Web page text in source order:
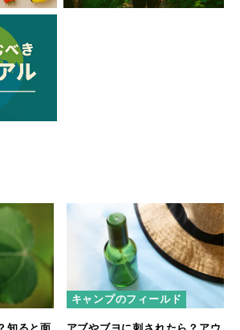
キャンプのフィールド